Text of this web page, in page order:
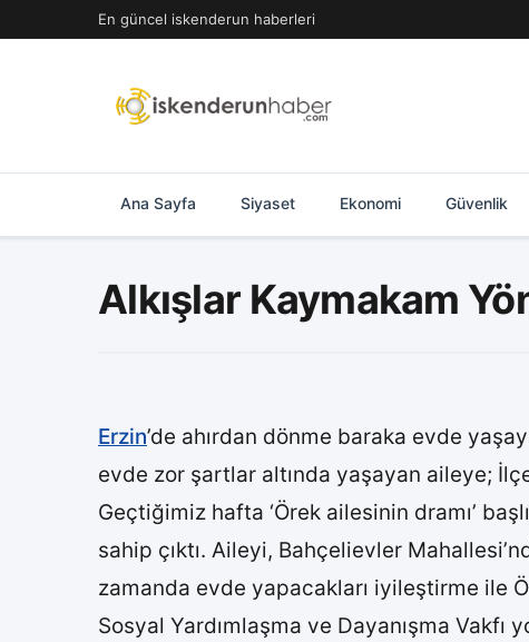
geç
En güncel iskenderun haberleri
Ana Sayfa Siyaset Ekonomi Güvenlik
Alkışlar Kaymakam
Erzin’de ahırdan dönme baraka evde
evde zor şartlar altında yaşayan aileye;
Geçtiğimiz hafta ‘Örek ailesinin dramı’
sahip çıktı. Aileyi, Bahçelievler
zamanda evde yapacakları iyileştirme ile
Sosyal Yardımlaşma ve Dayanışma Vakfı